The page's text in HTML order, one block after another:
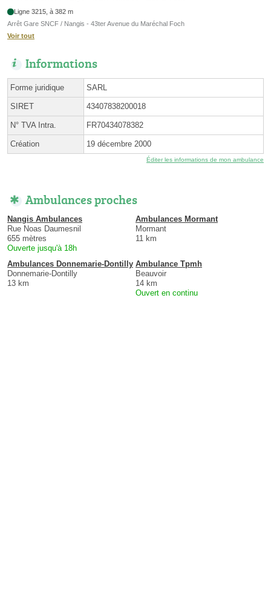
Ligne 3215, à 382 m
Arrêt Gare SNCF / Nangis - 43ter Avenue du Maréchal Foch
Voir tout
Informations
Forme juridique SARL
SIRET 43407838200018
N° TVA Intra. FR70434078382
Création 19 décembre 2000
Éditer les informations de mon ambulance
Ambulances proches
Nangis Ambulances
Rue Noas Daumesnil
655 mètres
Ouverte jusqu'à 18h
Ambulances Mormant
Mormant
11 km
Ambulances Donnemarie-Dontilly
Donnemarie-Dontilly
13 km
Ambulance Tpmh
Beauvoir
14 km
Ouvert en continu